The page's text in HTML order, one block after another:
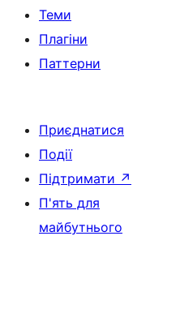
Теми
Плагіни
Паттерни
Приєднатися
Події
Підтримати ↗
П'ять для
майбутнього